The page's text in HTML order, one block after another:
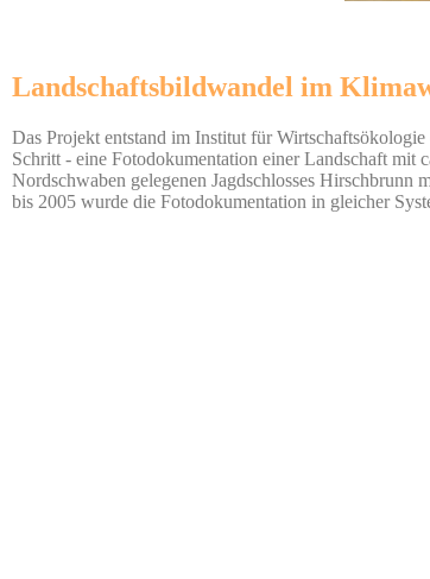
Landschaftsbildwandel im
Das Projekt entstand im Institut für
Schritt - eine Fotodokumentation einer Landschaft mit
Nordschwaben gelegenen Jagdschlosses
bis 2005 wurde die Fotodokumentation in gleicher